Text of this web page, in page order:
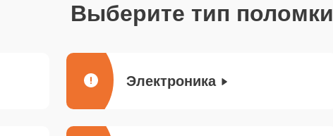
Выберите тип поломки
Электроника